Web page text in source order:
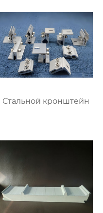
Стальной кронштейн